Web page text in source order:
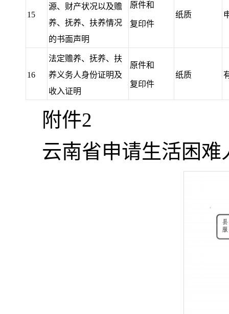
15
源、财产状况以及赡
养、抚养、扶养情况
的书面声明
原件和
复印件
纸质
16
法定赡养、抚养、扶
养义务人身份证明及
收入证明
原件和
复印件
纸质
附件2
云南省申请生活困难